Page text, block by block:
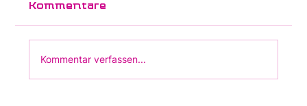
Kommentare
Kommentar verfassen...